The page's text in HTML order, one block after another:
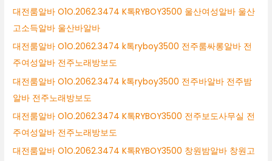
대전룸알바 O1O.2062.3474 K톡RYBOY3500 울산여성알바 울산
고소득알바 울산바알바
대전룸알바 O1O.2062.3474 k톡ryboy3500 전주룸싸롱알바 전
주여성알바 전주노래방보도
대전룸알바 O1O.2062.3474 k톡ryboy3500 전주바알바 전주밤
알바 전주노래방보도
대전룸알바 O1O.2062.3474 K톡RYBOY3500 전주보도사무실 전
주여성알바 전주노래방보도
대전룸알바 O1O.2062.3474 K톡RYBOY3500 창원밤알바 창원고